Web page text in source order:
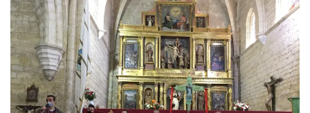
Ver imagen